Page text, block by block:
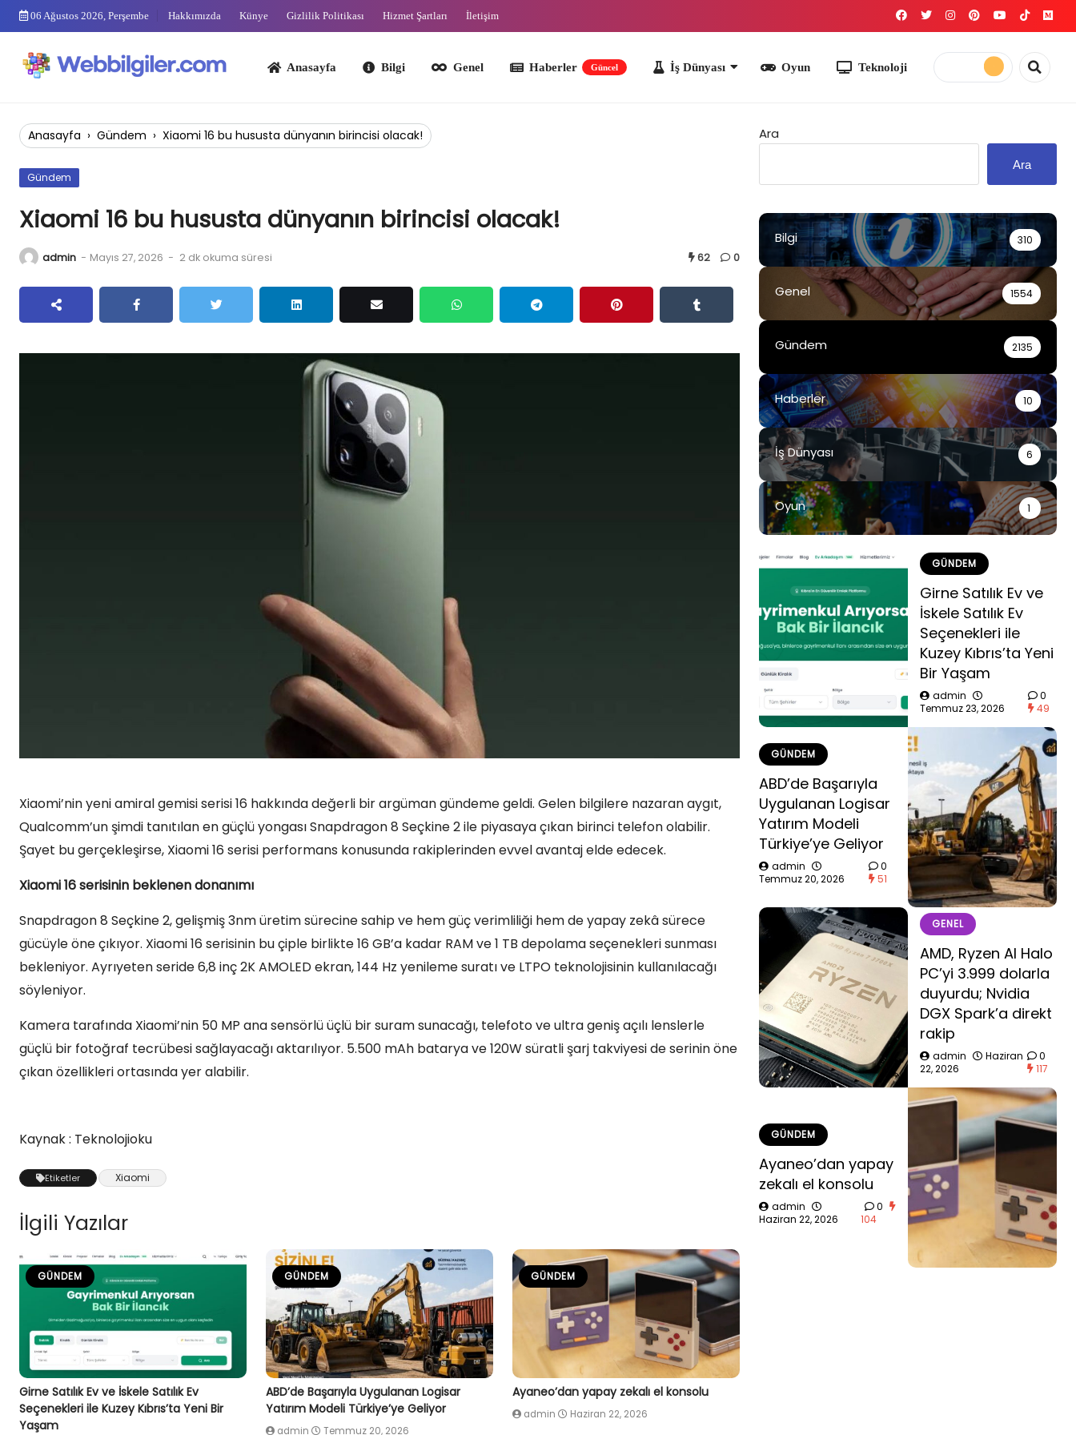
Skip
06 Ağustos 2026, Perşembe Hakkımızda Künye Gizlilik Politikası Hizmet Şartları İletişim
Anasayfa Bilgi Genel Haberler İş Dünyası Teknoloji
Anasayfa › Gündem › Xiaomi 16 bu hususta dünyanın birincisi olacak!
Gündem
Xiaomi 16 bu hususta dünyanın birincisi olacak!
admin - Mayıs 27, 2026 - 2 dk okuma süresi 62 0
Xiaomi’nin yeni amiral gemisi serisi 16 hakkında değerli bir argüman gündeme geldi. Gelen bilgilere nazaran aygıt,
Qualcomm’un şimdi tanıtılan en güçlü yongası Snapdragon 8 Seçkine 2 ile piyasaya çıkan birinci telefon olabilir.
Şayet bu gerçekleşirse, Xiaomi 16 serisi performans konusunda rakiplerinden evvel avantaj elde edecek.
Xiaomi 16 serisinin beklenen donanımı
Snapdragon 8 Seçkine 2, gelişmiş 3nm üretim sürecine sahip ve hem güç verimliliği hem de yapay zekâ sürece
gücüyle öne çıkıyor. Xiaomi 16 serisinin bu çiple birlikte 16 GB’a kadar RAM ve 1 TB depolama seçenekleri sunması
bekleniyor. Ayrıyeten seride 6,8 inç 2K AMOLED ekran, 144 Hz yenileme suratı ve LTPO teknolojisinin kullanılacağı
söyleniyor.
Kamera tarafında Xiaomi’nin 50 MP ana sensörlü üçlü bir suram sunacağı, telefoto ve ultra geniş açılı lenslerle
güçlü bir fotoğraf tecrübesi sağlayacağı aktarılıyor. 5.500 mAh batarya ve 120W süratli şarj takviyesi de serinin öne
çıkan özellikleri ortasında yer alabilir.
Kaynak : Teknolojioku
Etiketler Xiaomi
İlgili Yazılar
GÜNDEM
Girne Satılık Ev ve İskele Satılık Ev
Seçenekleri ile Kuzey Kıbrıs’ta Yeni Bir
Yaşam
GÜNDEM
ABD’de Başarıyla Uygulanan Logisar
Yatırım Modeli Türkiye’ye Geliyor
admin Temmuz 20, 2026
GÜNDEM
Ayaneo’dan yapay zekalı el konsolu
admin Haziran 22, 2026
Ara
Ara
Bilgi 310
Genel 1554
Gündem 2135
Haberler 10
İş Dünyası 6
Oyun 1
GÜNDEM
Girne Satılık Ev ve
İskele Satılık Ev
Seçenekleri ile
Kuzey Kıbrıs’ta Yeni
Bir Yaşam
admin
Temmuz 23, 2026
0
49
GÜNDEM
ABD’de Başarıyla
Uygulanan Logisar
Yatırım Modeli
Türkiye’ye Geliyor
admin
Temmuz 20, 2026
0
51
GENEL
AMD, Ryzen AI Halo
PC’yi 3.999 dolarla
duyurdu; Nvidia
DGX Spark’a direkt
rakip
admin
Haziran
22, 2026
0
117
GÜNDEM
Ayaneo’dan yapay
zekalı el konsolu
admin
Haziran 22, 2026
0
104